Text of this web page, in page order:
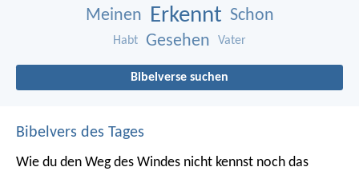
Meinen Erkennt Schon
Habt Gesehen Vater
Bibelverse suchen
Bibelvers des Tages
Wie du den Weg des Windes nicht kennst noch das